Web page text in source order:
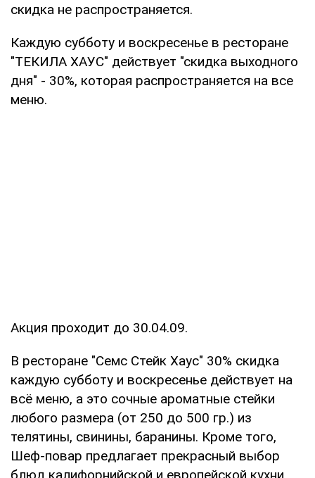
скидка не распространяется.
Каждую субботу и воскресенье в ресторане
"ТЕКИЛА ХАУС" действует "скидка выходного
дня" - 30%, которая распространяется на все
меню.
Акция проходит до 30.04.09.
В ресторане "Семс Стейк Хаус" 30% скидка
каждую субботу и воскресенье действует на
всё меню, а это сочные ароматные стейки
любого размера (от 250 до 500 гр.) из
телятины, свинины, баранины. Кроме того,
Шеф-повар предлагает прекрасный выбор
блюд калифорнийской и европейской кухни.